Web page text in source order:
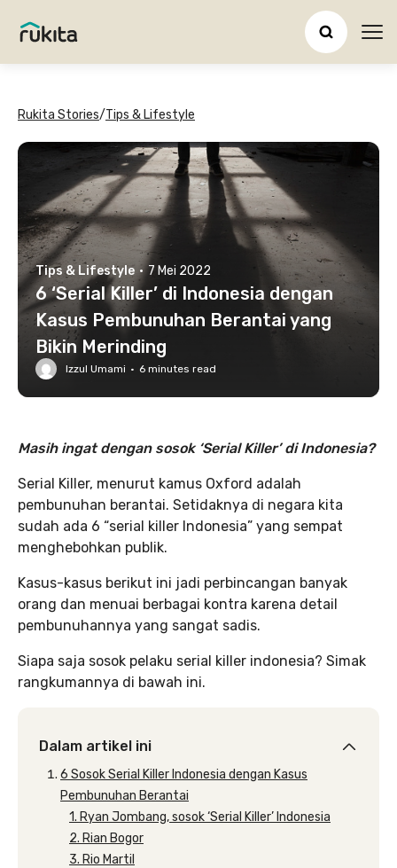
Rukita Stories/Tips & Lifestyle
Tips & Lifestyle · 7 Mei 2022
6 ‘Serial Killer’ di Indonesia dengan
Kasus Pembunuhan Berantai yang
Bikin Merinding
Izzul Umami · 6 minutes read
Masih ingat dengan sosok ‘Serial Killer’ di Indonesia?
Serial Killer, menurut kamus Oxford adalah
pembunuhan berantai. Setidaknya di negara kita
sudah ada 6 “serial killer Indonesia” yang sempat
menghebohkan publik.
Kasus-kasus berikut ini jadi perbincangan banyak
orang dan menuai berbagai kontra karena detail
pembunuhannya yang sangat sadis.
Siapa saja sosok pelaku serial killer indonesia? Simak
rangkumannya di bawah ini.
Dalam artikel ini
6 Sosok Serial Killer Indonesia dengan Kasus
Pembunuhan Berantai
1. Ryan Jombang, sosok ‘Serial Killer’ Indonesia
2. Rian Bogor
3. Rio Martil